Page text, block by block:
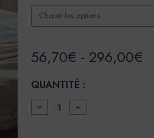
56,70€ - 296,00€
QUANTITÉ :
DIMINUER
LA
AUGMENTER
LA